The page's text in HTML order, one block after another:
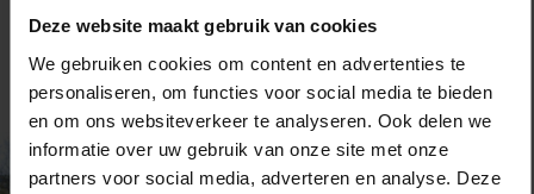
Deze website maakt gebruik van cookies
We gebruiken cookies om content en advertenties te
personaliseren, om functies voor social media te bieden
en om ons websiteverkeer te analyseren. Ook delen we
informatie over uw gebruik van onze site met onze
partners voor social media, adverteren en analyse. Deze
en industriële onderzoeksfinanciering is uitgebreid.